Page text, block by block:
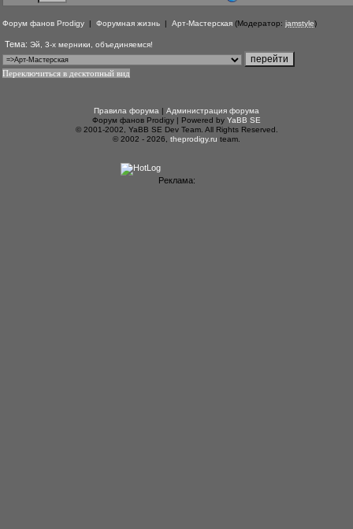
Форум фанов Prodigy | Форумная жизнь | Арт-Мастерская (Модератор: jamstyle)
Тема: Эй, 3-х мерники, объединяемся!
Переключиться в десктопный вид
Правила форума | Администрация форума
Форум фанов Prodigy | Powered by YaBB SE
© 2001-2002, YaBB SE Dev Team. All Rights Reserved.
© 2002 - 2026, theprodigy.ru team.
Реклама: